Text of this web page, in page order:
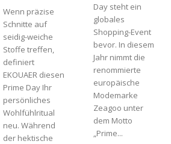
Wenn präzise
Schnitte auf
seidig-weiche
Stoffe treffen,
definiert
EKOUAER diesen
Prime Day Ihr
persönliches
Wohlfühlritual
neu. Während
der hektische
Day steht ein
globales
Shopping-Event
bevor. In diesem
Jahr nimmt die
renommierte
europäische
Modemarke
Zeagoo unter
dem Motto
„Prime...